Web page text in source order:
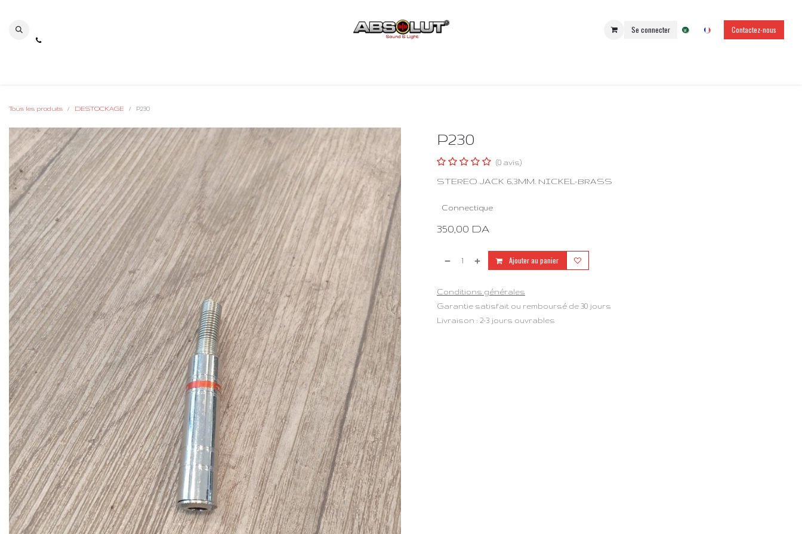
Se connecter Contactez-nous
Tous les produits DESTOCKAGE P230
P230
(0 avis)
STEREO JACK 6,3MM. NICKEL-BRASS
Connectique
350,00 DA
Ajouter au panier
Conditions générales
Garantie satisfait ou remboursé de 30 jours
Livraison : 2-3 jours ouvrables